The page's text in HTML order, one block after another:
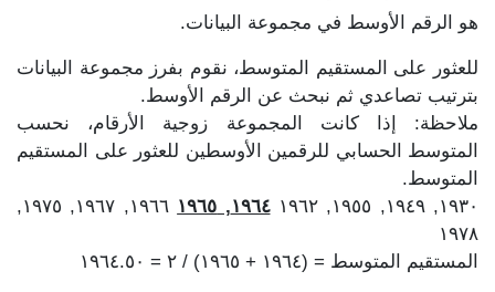
هو الرقم الأوسط في مجموعة البيانات.
للعثور على المستقيم المتوسط، نقوم بفرز مجموعة البيانات
بترتيب تصاعدي ثم نبحث عن الرقم الأوسط.
ملاحظة: إذا كانت المجموعة زوجية الأرقام، نحسب
المتوسط الحسابي للرقمين الأوسطين للعثور على المستقيم
المتوسط.
١٩٣٠, ١٩٤٩, ١٩٥٥, ١٩٦٢
١٩٦٤, ١٩٦٥
١٩٦٦, ١٩٦٧, ١٩٧٥,
١٩٧٨
المستقيم المتوسط = (١٩٦٤ + ١٩٦٥) / ٢ = ١٩٦٤.٥٠